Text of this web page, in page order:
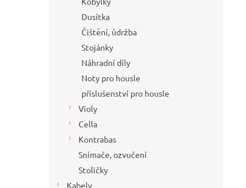
Dusítka
Čištění, údržba
Stojánky
Náhradní díly
Noty pro housle
příslušenství pro housle
Violy
Cella
Kontrabas
Snímače, ozvučení
Stoličky
Kabely